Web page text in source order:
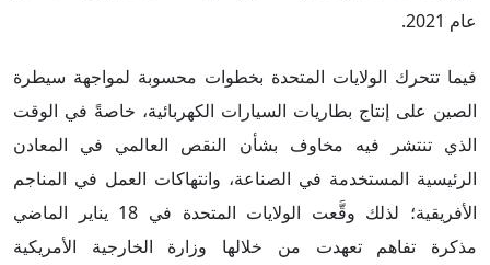
عام 2021.
فيما تتحرك الولايات المتحدة بخطوات محسوبة لمواجهة سيطرة
الصين على إنتاج بطاريات السيارات الكهربائية، خاصةً في الوقت
الذي تنتشر فيه مخاوف بشأن النقص العالمي في المعادن
الرئيسية المستخدمة في الصناعة، وانتهاكات العمل في المناجم
الأفريقية؛ لذلك وقَّعت الولايات المتحدة في 18 يناير الماضي
مذكرة تفاهم تعهدت من خلالها وزارة الخارجية الأمريكية